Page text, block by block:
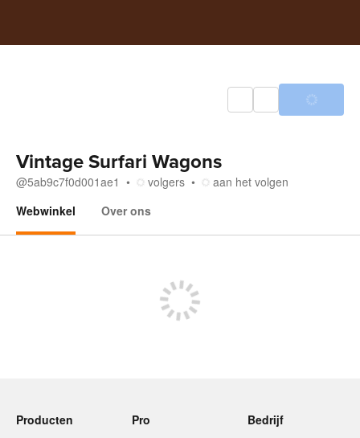
Vintage Surfari Wagons
@5ab9c7f0d001ae1 volgers
aan het volgen
Webwinkel
Over ons
Producten
Pro
Bedrijf